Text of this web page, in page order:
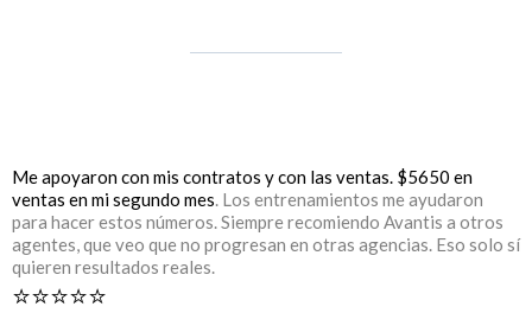
Me apoyaron con mis contratos y con las ventas. $5650 en
ventas en mi segundo mes. Los entrenamientos me ayudaron
para hacer estos números. Siempre recomiendo Avantis a otros
agentes, que veo que no progresan en otras agencias. Eso solo sí
quieren resultados reales.
⭐️⭐️⭐️⭐️⭐️